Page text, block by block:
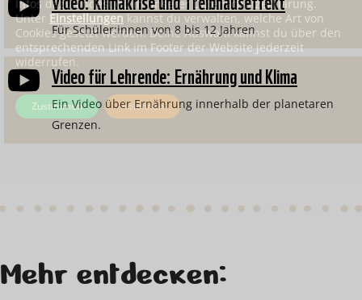
Für Schüler:innen von 8 bis 12 Jahren
 Video für Lehrende: Ernährung und Klima
Ein Video über Ernährung innerhalb der planetaren
Grenzen.
Mehr entdecken:
Infos dazu findest du in unserer Datenschutzerklärung.
Unter Einstellungen kannst du verwalten, welche Art von
Cookies gesetzt werden. Deine Auswahl kannst du über den
entsprechenden Link im Footer der Website jederzeit
widerrufen.
Zustimmen Ablehnen